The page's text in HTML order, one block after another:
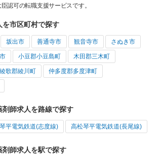
認可の転職支援サービスです。
を市区町村で探す
坂出市 善通寺市 観音寺市 さぬき市
小豆郡小豆島町 木田郡三木町
綾歌郡綾川町 仲多度郡多度津町
師求人を路線で探す
平電気鉄道(志度線) 高松琴平電気鉄道(長尾線)
師求人を駅で探す